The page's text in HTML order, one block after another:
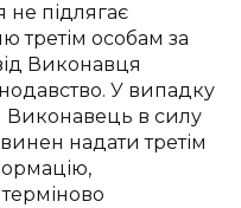
не підлягає
третім особам за
Виконавця
У випадку
Виконавець в силу
надати третім